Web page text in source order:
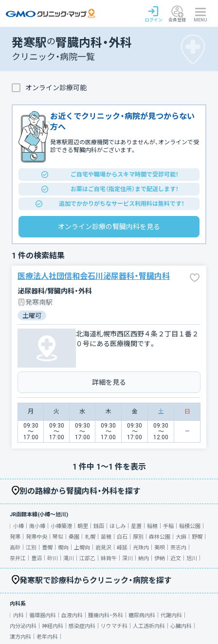
ログイン 会員登録 MENU
発寒駅の腎臓内科・外科
クリニック・病院一覧
オンライン診療可能
お近くでクリニック・病院が見つからない
方へ
発寒駅周辺の医療機関ではありませんが、オンラインで受
診できる腎臓内科がございます。
ご自宅や職場からスキマ時間で受診可能！
お薬はご自宅（指定住所）まで配送します！
追加でかかりがちなサービス利用料は無料です！
オンライン診療の腎臓内科を見る
1 件の検索結果
医療法人社団信和会石川泌尿器科・腎臓内科
泌尿器科/腎臓内科・外科
発寒南駅
土曜可
北海道札幌市西区西野４条２丁目１番２
０号にある医療機関です。
詳細を見る
月 火 水 木 金 土 日
09:30
〜
17:00
09:30
〜
17:00
09:30
〜
17:00
09:30
〜
17:00
09:30
〜
17:00
09:30
〜
12:00
1 件中 1〜1 件を表示
別の路線から腎臓内科・外科を探す
JR函館本線(小樽～旭川)
小樽｜ 南小樽｜ 小樽築港｜ 朝里｜ 銭函｜ ほしみ｜ 星置｜ 稲穂｜ 手稲｜ 稲積公園｜
発寒｜ 発寒中央｜ 琴似｜ 桑園｜ 札幌｜ 苗穂｜ 白石｜ 厚別｜ 森林公園｜ 大麻｜ 野幌｜
高砂｜ 江別｜ 豊幌｜ 幌向｜ 上幌向｜ 岩見沢｜ 峰延｜ 光珠内｜ 美唄｜ 茶志内｜
奈井江｜ 豊沼｜ 砂川｜ 滝川｜ 江部乙｜ 妹背牛｜ 深川｜ 納内｜ 伊納｜ 近文｜ 旭川｜
発寒駅で診療科からクリニック・病院を探す
内科系
内科｜ 循環器内科｜ 血液内科｜ 腫瘍内科・外科｜ 糖尿病内科｜ 代謝内科｜
内分泌内科｜ 神経内科｜ 感染症内科｜ リウマチ科｜ 人工透析内科｜ 心臓内科｜
漢方内科｜ 老年内科｜